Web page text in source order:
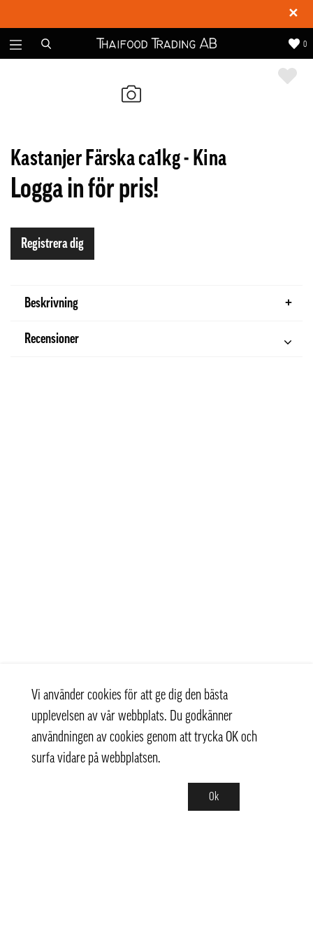
✕
0
Kastanjer Färska ca1kg - Kina
Logga in för pris!
Registrera dig
Beskrivning
Recensioner
Vi använder cookies för att ge dig den bästa
upplevelsen av vår webbplats. Du godkänner
användningen av cookies genom att trycka OK och
surfa vidare på webbplatsen.
Ok